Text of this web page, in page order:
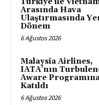
Türkiye ile
Arasında Hava
Ulaştırmasında
Dönem
6 Ağustos 2026
Malaysia Airlines,
IATA’nın
Aware
Katıldı
6 Ağustos 2026